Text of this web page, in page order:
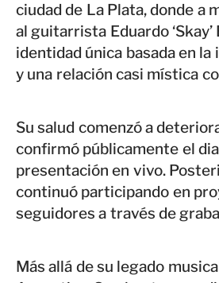
ciudad de La Plata, donde a
al guitarrista Eduardo
identidad única basada en
y una relación casi mística
Su salud comenzó a
confirmó públicamente el
presentación en vivo.
continuó participando en
seguidores a través de
Más allá de su legado